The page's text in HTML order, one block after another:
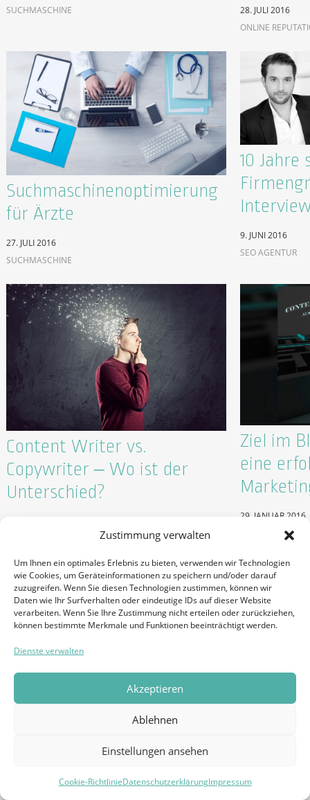
Zustimmung verwalten
Um Ihnen ein optimales Erlebnis zu bieten, verwenden wir Technologien
wie Cookies, um Geräteinformationen zu speichern und/oder darauf
zuzugreifen. Wenn Sie diesen Technologien zustimmen, können wir
Daten wie Ihr Surfverhalten oder eindeutige IDs auf dieser Website
verarbeiten. Wenn Sie Ihre Zustimmung nicht erteilen oder zurückziehen,
können bestimmte Merkmale und Funktionen beeinträchtigt werden.
Dienste verwalten
Akzeptieren
Ablehnen
Einstellungen ansehen
Cookie-RichtlinieDatenschutzerklärungImpressum
SUCHMASCHINE
28. JULI 2016
ONLINE
Suchmaschinenoptimierung
für Ärzte
27. JULI 2016
SUCHMASCHINE
10 Jahre
9. JUNI 2016
SEO AGENTUR
Content Writer vs.
Copywriter – Wo ist der
Unterschied?
Ziel im
eine
29. JANUAR 2016
ALLGEMEIN
SEO Mythen – Wie viel
Wahrheit steckt in ihnen?
11. JANUAR 2016
SUCHMASCHINE